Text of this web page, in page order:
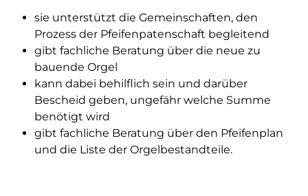
sie unterstützt die Gemeinschaften, den
Prozess der Pfeifenpatenschaft begleitend
gibt fachliche Beratung über die neue zu
bauende Orgel
kann dabei behilflich sein und darüber
Bescheid geben, ungefähr welche Summe
benötigt wird
gibt fachliche Beratung über den Pfeifenplan
und die Liste der Orgelbestandteile.